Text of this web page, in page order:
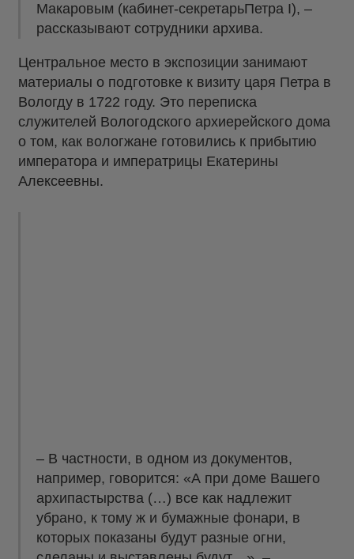
Макаровым (кабинет-секретарьПетра I), –
рассказывают сотрудники архива.
Центральное место в экспозиции занимают
материалы о подготовке к визиту царя Петра в
Вологду в 1722 году. Это переписка
служителей Вологодского архиерейского дома
о том, как вологжане готовились к прибытию
императора и императрицы Екатерины
Алексеевны.
– В частности, в одном из документов,
например, говорится: «А при доме Вашего
архипастырства (…) все как надлежит
убрано, к тому ж и бумажные фонари, в
которых показаны будут разные огни,